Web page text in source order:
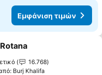
Εμφάνιση τιμών
στα αγαπημένα
16.768
Burj Khalifa